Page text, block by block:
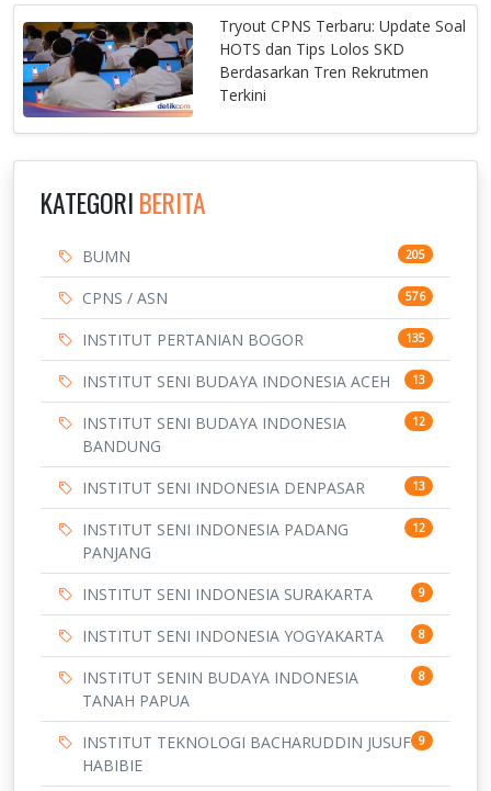
Tryout CPNS Terbaru: Update Soal
HOTS dan Tips Lolos SKD
Berdasarkan Tren Rekrutmen
Terkini
KATEGORI BERITA
BUMN 205
CPNS / ASN 576
INSTITUT PERTANIAN BOGOR 135
INSTITUT SENI BUDAYA INDONESIA ACEH 13
INSTITUT SENI BUDAYA INDONESIA
BANDUNG
12
INSTITUT SENI INDONESIA DENPASAR 13
INSTITUT SENI INDONESIA PADANG
PANJANG
12
INSTITUT SENI INDONESIA SURAKARTA 9
INSTITUT SENI INDONESIA YOGYAKARTA 8
INSTITUT SENIN BUDAYA INDONESIA
TANAH PAPUA
8
INSTITUT TEKNOLOGI BACHARUDDIN JUSUF
HABIBIE
9